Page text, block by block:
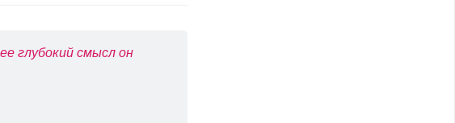
глубокий смысл он